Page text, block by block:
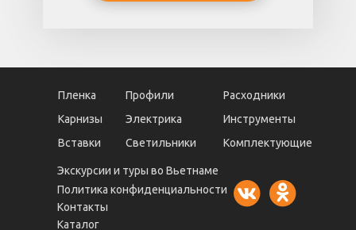
Пленка Профили
Вставки Комплектующие
Светильники
Карнизы Электрика Инструменты
Политика конфиденциальности
Экскурсии и туры во Вьетнаме
Каталог
Контакты
Расходники